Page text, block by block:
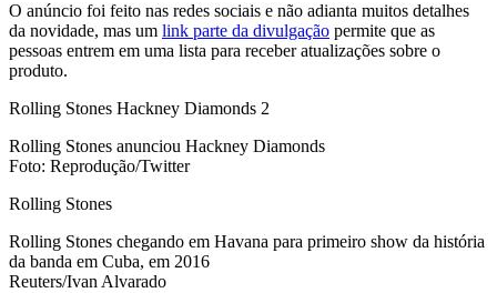
O anúncio foi feito nas redes sociais e não adianta muitos detalhes
da novidade, mas um link parte da divulgação permite que as
pessoas entrem em uma lista para receber atualizações sobre o
produto.
Rolling Stones Hackney Diamonds 2
Rolling Stones anunciou Hackney Diamonds
Foto: Reprodução/Twitter
Rolling Stones
Rolling Stones chegando em Havana para primeiro show da história
da banda em Cuba, em 2016
Reuters/Ivan Alvarado